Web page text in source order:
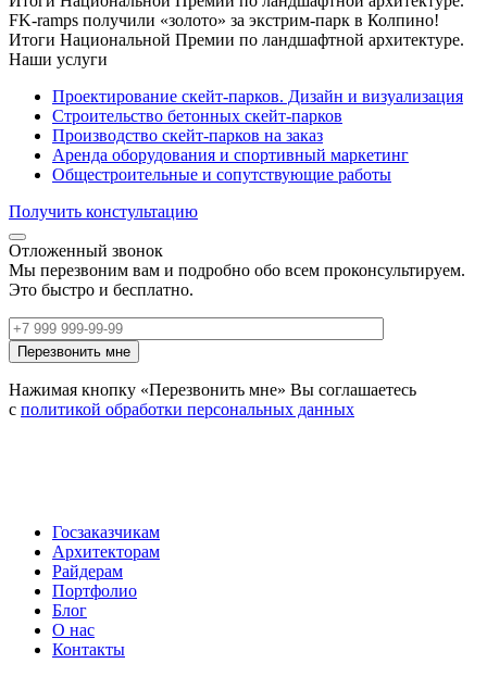
FK-ramps получили «золото» за экстрим-парк в Колпино!
Итоги Национальной Премии по ландшафтной архитектуре.
Наши услуги
Проектирование скейт-парков. Дизайн и визуализация
Строительство бетонных скейт-парков
Производство скейт-парков на заказ
Аренда оборудования и спортивный маркетинг
Общестроительные и сопутствующие работы
Получить констультацию
Отложенный звонок
Мы перезвоним вам и подробно обо всем проконсультируем.
Это быстро и бесплатно.
Нажимая кнопку «Перезвонить мне» Вы соглашаетесь
с политикой обработки персональных данных
Госзаказчикам
Архитекторам
Райдерам
Портфолио
Блог
О нас
Контакты